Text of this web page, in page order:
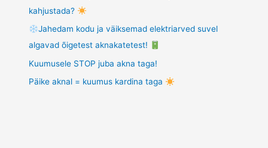
kahjustada?
Jahedam kodu ja väiksemad elektriarved suvel
algavad õigetest aknakatetest!
Kuumusele STOP juba akna taga!
Päike aknal = kuumus kardina taga